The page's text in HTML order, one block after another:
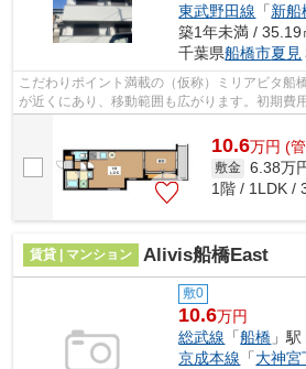
東武野田線 「新船
築1年未満 / 35.19
千葉県船橋市夏見
こだわりポイント満載の（仮称）ミリアビタ船
が近くにあり、移動範囲も広がります。初期費
こちらの物件はアパートです。総武線船...
10.6万円 (
敷金 6.38万
1階 / 1LDK /
賃貸 | マンション Alivis船橋East
敷0
10.6万円
総武線 「船橋 」
京成本線 「大神宮